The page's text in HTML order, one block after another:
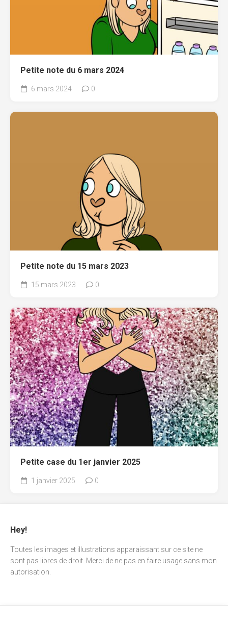
Petite note du 6 mars 2024
6 mars 2024 0
Petite note du 15 mars 2023
15 mars 2023 0
Petite case du 1er janvier 2025
1 janvier 2025 0
Hey!
Toutes les images et illustrations apparaissant sur ce site ne
sont pas libres de droit. Merci de ne pas en faire usage sans mon
autorisation.